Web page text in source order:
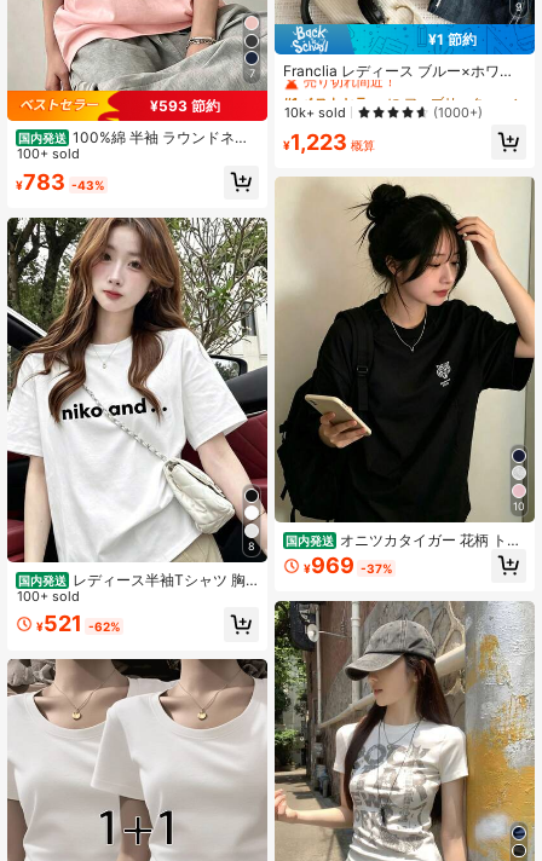
7
¥593 節約
国内発送 100%綿 半袖 ラウンドネッ
ク Tシャツ 夏服 レディース おもしろ
プリント ゆったり カジュアル トッ
プス
100+ sold
¥783 -43%
8
国内発送 レディース半袖Tシャツ 胸
元niko and..ロゴプリント ゆったり
ルーズシルエット ナチュラルカジュ
アル夏トップス
100+ sold
¥521 -62%
9
¥1 節約
Franclia レディース ブルー×ホワイ
ト ストライプ ボタン付きシャーリン
グ Vネックシャツ 夏向け エフォート
レスシック ブラウス 通学・新学期向
け 春カジュアル
#1 ベストセラー
に ファブリック 柔らかなオフィスブラウス
売り切れ間近！
#1 ベストセラー
売り切れ間近！
#1 ベストセラー
売り切れ間近！
#1 ベストセラー
に ファブリック 柔らかなオフィスブラウス
売り切れ間近！
10k+ sold (1000+)
¥1,223 概算
10
国内発送 オニツカタイガー 花柄 トラ
T シャツ レディース 半袖 綿 ホワイ
ト オーバーサイズ カジュアル おし
¥969 -37%